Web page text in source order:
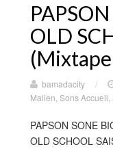
OLD
bamadacity /
Malien Sons Accueil
PAPSON SONE
OLD SCHOOL